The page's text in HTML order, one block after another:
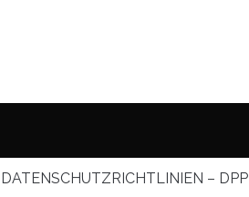
DATENSCHUTZRICHTLINIEN – DPP